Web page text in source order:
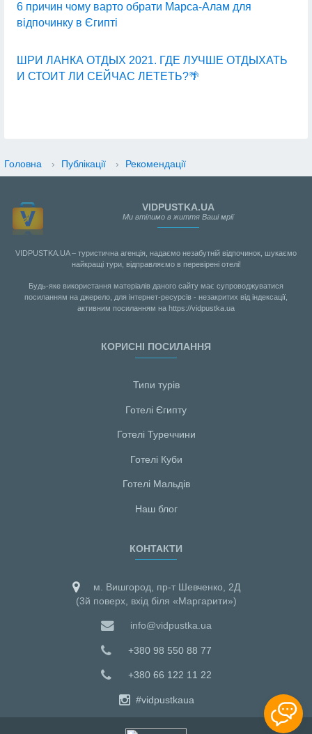
6 причин чому варто обрати Марса-Алам для
відпочинку в Єгипті
ШРИ ЛАНКА ОТДЫХ 2021. ГДЕ ЛУЧШЕ ОТДЫХАТЬ
И СТОИТ ЛИ СЕЙЧАС ЛЕТЕТЬ?🌴
Головна › Публікації › Рекомендації
VIDPUSTKA.UA
Ми втілимо в життя Ваші мрії
VIDPUSTKA.UA – туристична агенція, надаємо незабутній відпочинок, шукаємо
найкращі тури, відправляємо в перевірені отелі!
Будь-яке використання матеріалів даного сайту має супроводжуватися
посиланням на джерело, для інтернет-ресурсів - незакритих від індексації,
активним посиланням на https://vidpustka.ua
КОРИСНІ ПОСИЛАННЯ
Типи турів
Готелі Єгипту
Готелі Туреччини
Готелі Куби
Готелі Мальдiв
Наш блог
КОНТАКТИ
м. Вишгород, пр-т Шевченко, 2Д
(3й поверх, вхід біля «Маргарити»)
info@vidpustka.ua
+380 98 550 88 77
+380 66 122 11 22
#vidpustkaua